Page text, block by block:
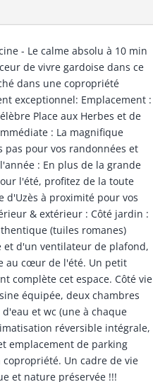
- Le calme absolu à 10 min
de vivre gardoise dans ce
dans une copropriété
exceptionnel: Emplacement :
Place aux Herbes et de
: La magnifique
pas pour vos randonnées et
: En plus de la grande
l'été, profitez de la toute
d'Uzès à proximité pour vos
& extérieur : Côté jardin :
(tuiles romanes)
d'un ventilateur de plafond,
au cœur de l'été. Un petit
complète cet espace. Côté vie
équipée, deux chambres
et wc (une à chaque
réversible intégrale,
emplacement de parking
Un cadre de vie
et nature préservée !!!